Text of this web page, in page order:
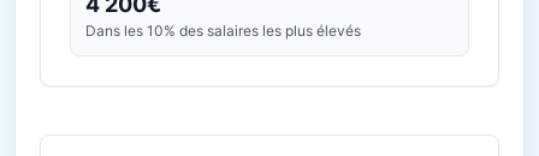
Dans les 10% des salaires les plus élevés